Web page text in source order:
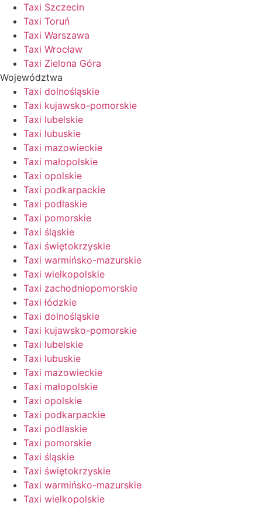
Taxi Szczecin
Taxi Toruń
Taxi Warszawa
Taxi Wrocław
Taxi Zielona Góra
Województwa
Taxi dolnośląskie
Taxi kujawsko-pomorskie
Taxi lubelskie
Taxi lubuskie
Taxi mazowieckie
Taxi małopolskie
Taxi opolskie
Taxi podkarpackie
Taxi podlaskie
Taxi pomorskie
Taxi śląskie
Taxi świętokrzyskie
Taxi warmińsko-mazurskie
Taxi wielkopolskie
Taxi zachodniopomorskie
Taxi łódzkie
Taxi dolnośląskie
Taxi kujawsko-pomorskie
Taxi lubelskie
Taxi lubuskie
Taxi mazowieckie
Taxi małopolskie
Taxi opolskie
Taxi podkarpackie
Taxi podlaskie
Taxi pomorskie
Taxi śląskie
Taxi świętokrzyskie
Taxi warmińsko-mazurskie
Taxi wielkopolskie